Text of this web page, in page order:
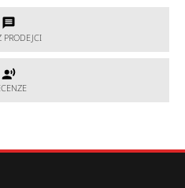
PRODEJCI
a my Vám rádi pomůžeme.